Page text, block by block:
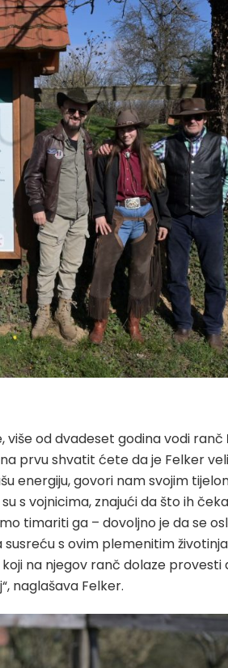
više od dvadeset godina vodi ranč
prvu shvatit ćete da je Felker
energiju, govori nam svojim
s vojnicima, znajući da što ih
timariti ga – dovoljno je da se
s ovim plemenitim
na njegov ranč dolaze provesti
naglašava Felker.